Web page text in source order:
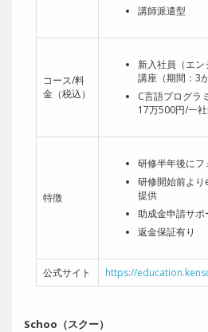
講師派遣型
コース/料
金（税込）
新入社員（エン
講座（期間：3
C言語プログラ
17万500円/一
特徴
研修半年後にフ
研修開始前よ
提供
助成金申請サポ
返金保証有り
公式サイト https://
Schoo（スクー）